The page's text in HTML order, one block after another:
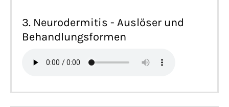
3. Neurodermitis - Auslöser und
Behandlungsformen